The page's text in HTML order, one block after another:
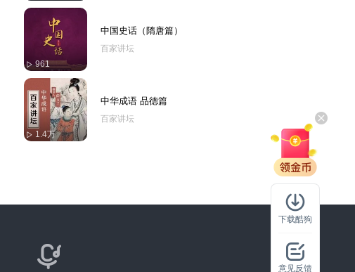
961
中国史话（隋唐篇）
百家讲坛
1.4万
中华成语 品德篇
百家讲坛
下载酷狗
意见反馈